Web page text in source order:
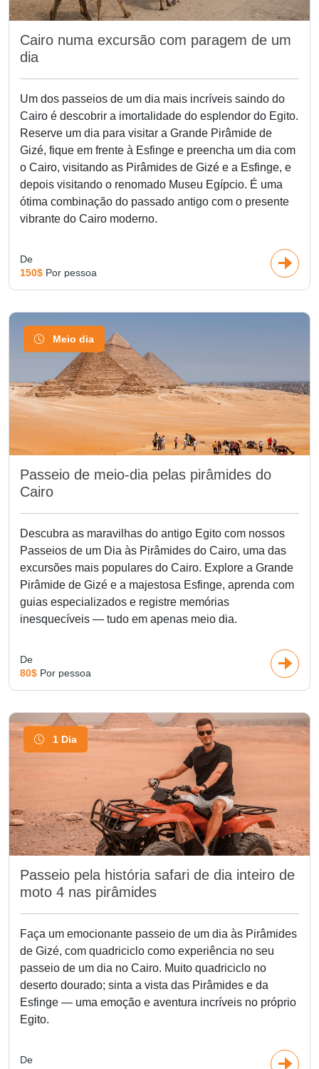
Cairo numa excursão com paragem de um
dia
Um dos passeios de um dia mais incríveis saindo do
Cairo é descobrir a imortalidade do esplendor do Egito.
Reserve um dia para visitar a Grande Pirâmide de
Gizé, fique em frente à Esfinge e preencha um dia com
o Cairo, visitando as Pirâmides de Gizé e a Esfinge, e
depois visitando o renomado Museu Egípcio. É uma
ótima combinação do passado antigo com o presente
vibrante do Cairo moderno.
De
150$ Por pessoa
Meio dia
Passeio de meio-dia pelas pirâmides do
Cairo
Descubra as maravilhas do antigo Egito com nossos
Passeios de um Dia às Pirâmides do Cairo, uma das
excursões mais populares do Cairo. Explore a Grande
Pirâmide de Gizé e a majestosa Esfinge, aprenda com
guias especializados e registre memórias
inesquecíveis — tudo em apenas meio dia.
De
80$ Por pessoa
1 Dia
Passeio pela história safari de dia inteiro de
moto 4 nas pirâmides
Faça um emocionante passeio de um dia às Pirâmides
de Gizé, com quadriciclo como experiência no seu
passeio de um dia no Cairo. Muito quadriciclo no
deserto dourado; sinta a vista das Pirâmides e da
Esfinge — uma emoção e aventura incríveis no próprio
Egito.
De